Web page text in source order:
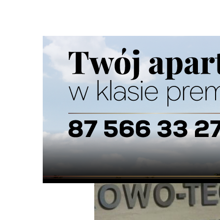
Ścieżka
nawigacyjna
Strona główna
Z ŻYCIA MIASTA 01/06/2026/ 20 Komentarzy
Kamil Klimek został prezesem Parku